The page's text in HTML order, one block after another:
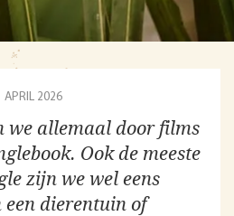
APRIL 2026
we allemaal door films
Ook de meeste
zijn we wel eens
een dierentuin of